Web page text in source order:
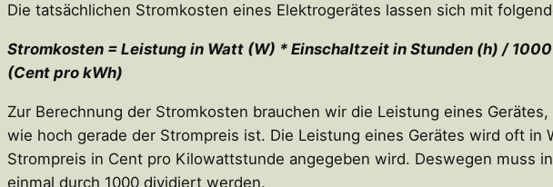
Die tatsächlichen Stromkosten eines Elektrogerätes lassen sich mit
Stromkosten = Leistung in Watt (W) * Einschaltzeit in Stunden (h) /
(Cent pro kWh)
Zur Berechnung der Stromkosten brauchen wir die Leistung eines
wie hoch gerade der Strompreis ist. Die Leistung eines Gerätes wird oft in
Strompreis in Cent pro Kilowattstunde angegeben wird. Deswegen muss
einmal durch 1000 dividiert werden.